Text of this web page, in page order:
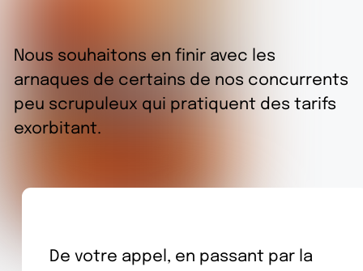
Nous souhaitons en finir avec les
arnaques de certains de nos concurrents
peu scrupuleux qui pratiquent des tarifs
exorbitant.
De votre appel, en passant par la